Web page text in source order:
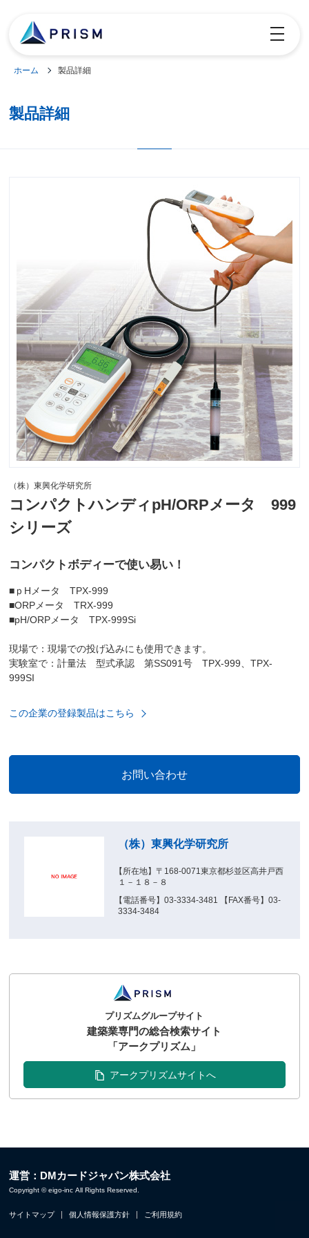
toggle
ホーム 製品詳細
製品詳細
（株）東興化学研究所
コンパクトハンディpH/ORPメータ 999
シリーズ
コンパクトボディーで使い易い！
■ｐHメータ TPX-999
■ORPメータ TRX-999
■pH/ORPメータ TPX-999Si
現場で：現場での投げ込みにも使用できます。
実験室で：計量法 型式承認 第SS091号 TPX-999、TPX-
999SI
この企業の登録製品はこちら
（株）東興化学研究所
【所在地】〒168-0071東京都杉並区高井戸西
１－１８－８
【電話番号】03-3334-3481 【FAX番号】03-
3334-3484
プリズムグループサイト
建築業専門の総合検索サイト
「アークプリズム」
アークプリズムサイトへ
運営：DMカードジャパン株式会社
Copyright © eigo-inc All Rights Reserved.
サイトマップ 個人情報保護方針 ご利用規約